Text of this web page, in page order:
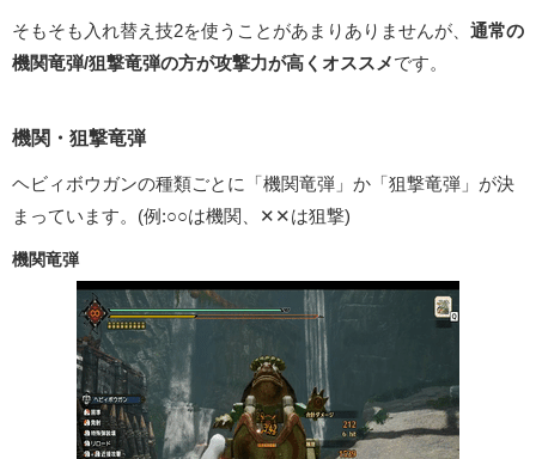
そもそも入れ替え技2を使うことがあまりありませんが、 通常の
機関竜弾/狙撃竜弾の方が攻撃力が高くオススメです。
機関・狙撃竜弾
ヘビィボウガンの種類ごとに「機関竜弾」か「狙撃竜弾」が決
まっています。(例:○○は機関、✕✕は狙撃)
機関竜弾